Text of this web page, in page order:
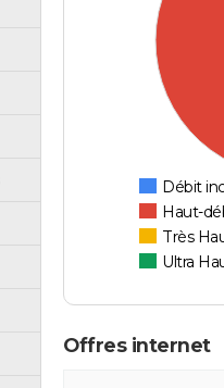
Débit
Haut-
Très
Ultra
Offres internet